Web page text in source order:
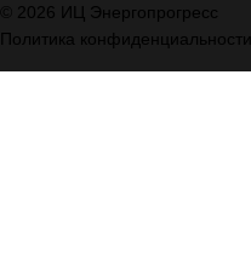
© 2026 ИЦ Энергопрогресс
Политика конфиденциальности